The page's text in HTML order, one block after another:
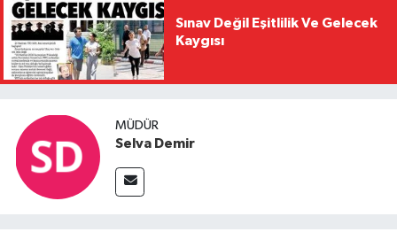
Sınav Değil Eşitlilik Ve Gelecek
Kaygısı
MÜDÜR
Selva Demir